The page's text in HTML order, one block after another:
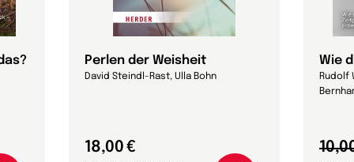
Perlen der Weisheit
David Steindl-Rast, Ulla Bohn
18,00 €
Wie
Rudolf